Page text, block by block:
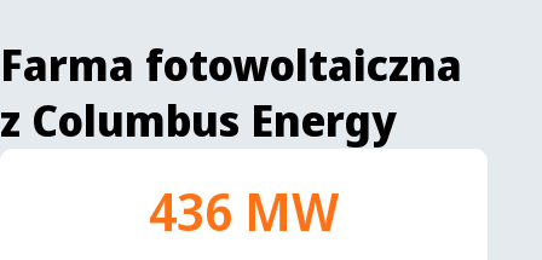
Farma fotowoltaiczna
z Columbus Energy
436 MW